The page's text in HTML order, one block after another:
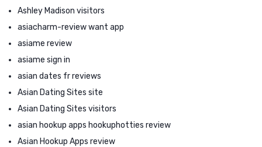
Ashley Madison visitors
asiacharm-review want app
asiame review
asiame sign in
asian dates fr reviews
Asian Dating Sites site
Asian Dating Sites visitors
asian hookup apps hookuphotties review
Asian Hookup Apps review